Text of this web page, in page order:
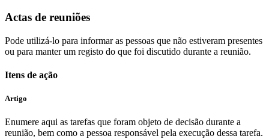
Actas de reuniões
Pode utilizá-lo para informar as pessoas que não estiveram presentes
ou para manter um registo do que foi discutido durante a reunião.
Itens de ação
Artigo
Enumere aqui as tarefas que foram objeto de decisão durante a
reunião, bem como a pessoa responsável pela execução dessa tarefa.